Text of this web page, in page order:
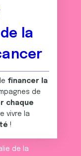
la
financer la
de
chaque
vivre la
!
de la